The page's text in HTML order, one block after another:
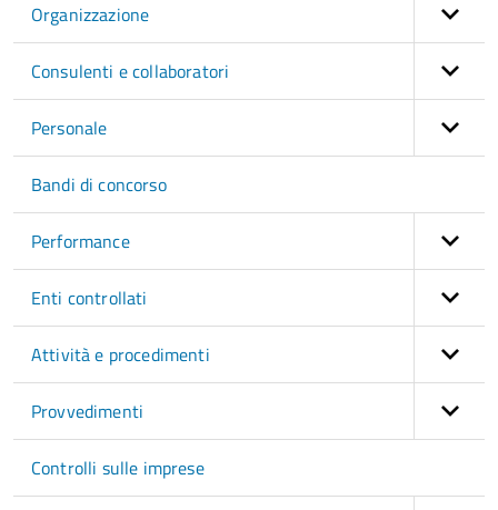
Organizzazione
Consulenti e collaboratori
Personale
Bandi di concorso
Performance
Enti controllati
Attività e procedimenti
Provvedimenti
Controlli sulle imprese